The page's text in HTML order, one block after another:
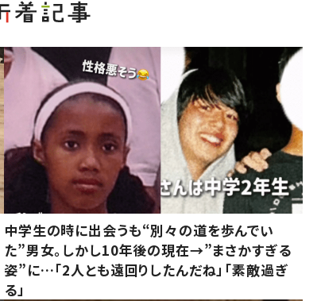
中学生の時に出会うも“別々の道を歩んでい
た”男女。しかし10年後の現在→”まさかすぎる
姿”に…「2人とも遠回りしたんだね」「素敵過ぎ
る」